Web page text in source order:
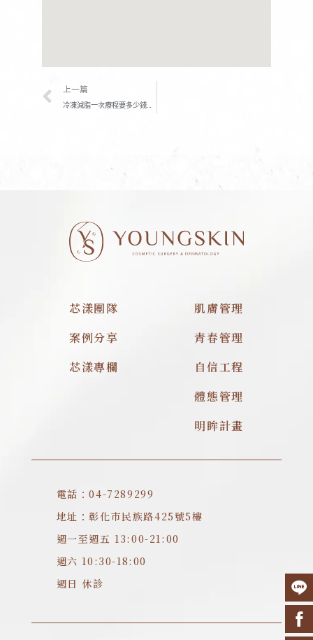
上一頁
上一篇
冷凍減脂一次療程要多少錢？副作用、術後保養與避免失敗的完整攻略！
芯漾團隊
案例分享
芯漾專欄
肌膚管理
青春管理
自信工程
體態管理
明眸計畫
電話：04-7289299
地址：彰化市民族路425號5樓
週一至週五 13:00-21:00
週六 10:30-18:00
週日 休診